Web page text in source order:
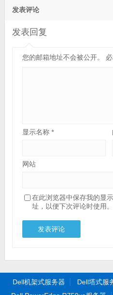
发表评论
发表回复
您的邮箱地址不会被公开。
显示名称 *
网站
在此浏览器中保存我的显
址，以便下次评论时使用。
Dell机架式服务器 Dell塔式服